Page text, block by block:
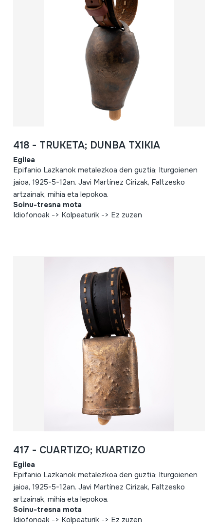
418 - TRUKETA; DUNBA TXIKIA
Egilea
Epifanio Lazkanok metalezkoa den guztia; Iturgoienen
jaioa, 1925-5-12an. Javi Martínez Cirizak, Faltzesko
artzainak, mihia eta lepokoa.
Soinu-tresna mota
Idiofonoak -> Kolpeaturik -> Ez zuzen
417 - CUARTIZO; KUARTIZO
Egilea
Epifanio Lazkanok metalezkoa den guztia; Iturgoienen
jaioa, 1925-5-12an. Javi Martínez Cirizak, Faltzesko
artzainak, mihia eta lepokoa.
Soinu-tresna mota
Idiofonoak -> Kolpeaturik -> Ez zuzen